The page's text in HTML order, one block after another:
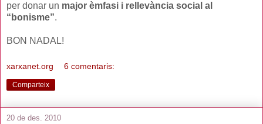
per donar un major èmfasi i rellevància social al
“bonisme”.
BON NADAL!
xarxanet.org 6 comentaris:
Comparteix
20 de des. 2010